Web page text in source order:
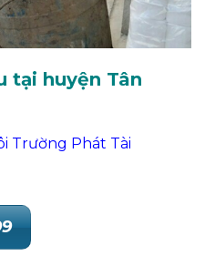
tại huyện Tân
Trường Phát Tài